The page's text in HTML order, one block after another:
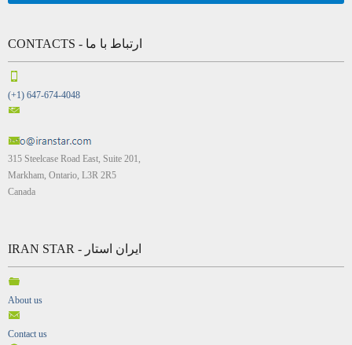
CONTACTS - ارتباط با ما
(+1) 647-674-4048
315 Steelcase Road East, Suite 201,
Markham, Ontario, L3R 2R5
Canada
IRAN STAR - ایران استار
About us
Contact us